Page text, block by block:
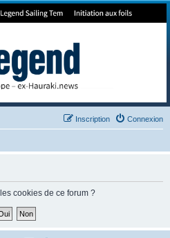
Connexion
Inscription
cookies de ce forum ?